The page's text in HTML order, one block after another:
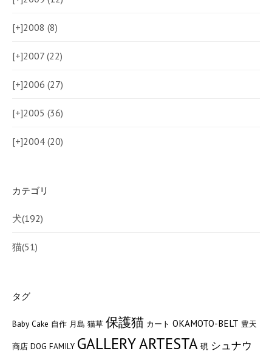
[+]2008 (8)
[+]2007 (22)
[+]2006 (27)
[+]2005 (36)
[+]2004 (20)
カテゴリ
犬(192)
猫(51)
タグ
Baby Cake 自作 月島 猫草 保護猫 カート OKAMOTO-BELT 豊天
商店 DOG FAMILY GALLERY ARTESTA 硯 シュナウ